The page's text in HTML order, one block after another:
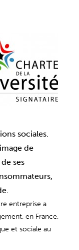
sociales.
de
ses
entreprise a
en France,
et sociale au